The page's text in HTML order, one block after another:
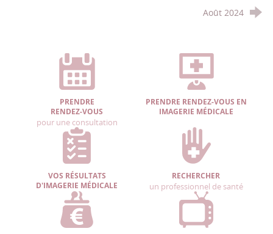
Août 2024
PRENDRE
RENDEZ-VOUS
pour une consultation
PRENDRE RENDEZ-VOUS EN
IMAGERIE MÉDICALE
VOS RÉSULTATS
D'IMAGERIE MÉDICALE
RECHERCHER
un professionnel de santé